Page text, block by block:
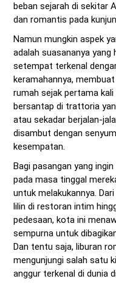
beban sejarah di sekitar
dan romantis pada
Namun mungkin aspek
adalah suasananya yang
setempat terkenal
keramahannya,
rumah sejak pertama
bersantap di trattoria
atau sekadar berjalan-
disambut dengan
kesempatan.
Bagi pasangan yang
pada masa tinggal
untuk melakukannya.
lilin di restoran intim
pedesaan, kota ini
sempurna untuk
Dan tentu saja, liburan
mengunjungi salah satu
anggur terkenal di dunia